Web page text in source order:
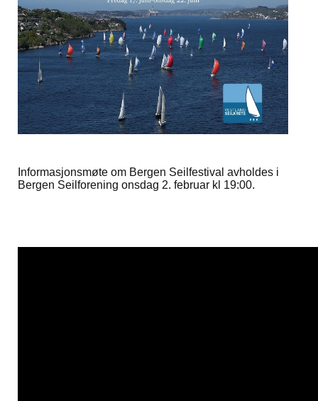
Informasjonsmøte om Bergen Seilfestival avholdes i
Bergen Seilforening onsdag 2. februar kl 19:00.